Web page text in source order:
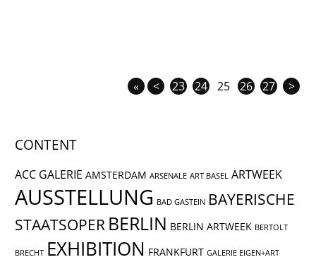
« < 23 24 25 26 27 >
CONTENT
ACC GALERIE AMSTERDAM ARSENALE ART BASEL ARTWEEK
AUSSTELLUNG BAD GASTEIN BAYERISCHE
STAATSOPER BERLIN BERLIN ARTWEEK BERTOLT
BRECHT EXHIBITION FRANKFURT GALERIE EIGEN+ART